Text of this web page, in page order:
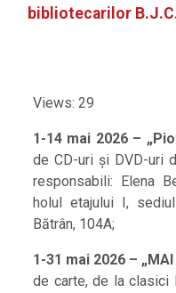
bibliotecarilor
Views: 29
1-14 mai 2026 –
de CD-uri și DVD-uri
responsabili: Elena
holul etajului I,
Bătrân, 104A;
1-31 mai 2026 –
de carte, de la clasici